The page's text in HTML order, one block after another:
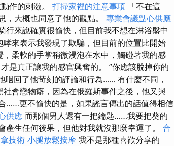
作的刺激。 打掃家裡的注意事項 「不在這
大概也同意了他的觀點。 專業會議點心供應
行來說確實很愉快，但目前我不想在淋浴盤中
來表示我發現了欺騙，但目前的位置比開始
柔軟的手掌稍微浸泡在水中，觸碰著我的感
是真正讓我的感官興奮的。 ”你應該脫掉你的
回了他苛刻的評論和行為...... 有什麼不同，
會戀物癖，因為在俄羅斯事件之後，他又與
……更不愉快的是，如果謠言傳出的話值得相信
供應 而那個男人還有一把鑰匙……我要把葵的
生任何後果，但他對我就沒那麼幸運了。 合
技術 小腿放鬆按摩 我不是那種喜歡分享的